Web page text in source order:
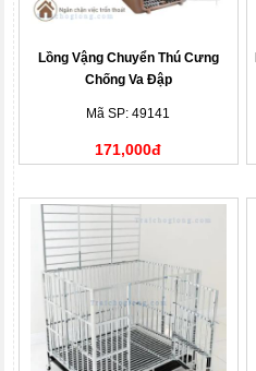
Lồng Vậng Chuyển Thú Cưng
Chống Va Đập
Mã SP: 49141
171,000đ